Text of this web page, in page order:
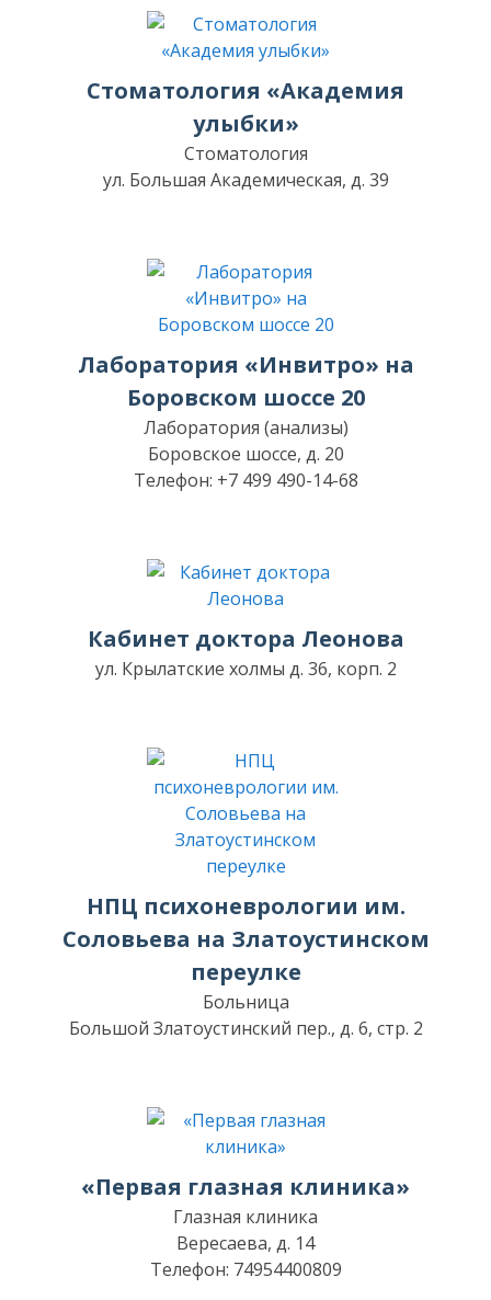
Стоматология «Академия
улыбки»
Стоматология
ул. Большая Академическая, д. 39
Лаборатория «Инвитро» на
Боровском шоссе 20
Лаборатория (анализы)
Боровское шоссе, д. 20
Телефон: +7 499 490-14-68
Кабинет доктора Леонова
ул. Крылатские холмы д. 36, корп. 2
НПЦ психоневрологии им.
Соловьева на Златоустинском
переулке
Больница
Большой Златоустинский пер., д. 6, стр. 2
«Первая глазная клиника»
Глазная клиника
Вересаева, д. 14
Телефон: 74954400809